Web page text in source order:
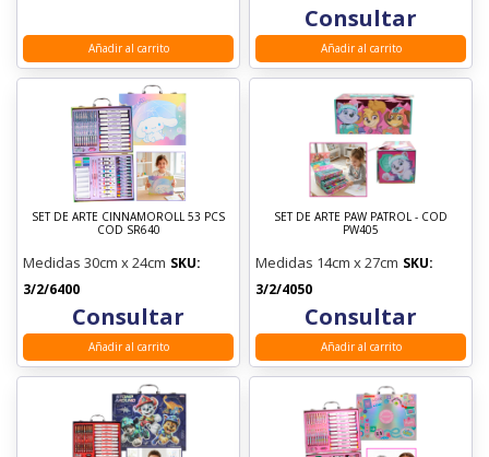
Añadir al carrito
Consultar
Añadir al carrito
SET DE ARTE CINNAMOROLL 53 PCS
COD SR640
Medidas 30cm x 24cm SKU:
3/2/6400
Consultar
Añadir al carrito
SET DE ARTE PAW PATROL - COD
PW405
Medidas 14cm x 27cm SKU:
3/2/4050
Consultar
Añadir al carrito